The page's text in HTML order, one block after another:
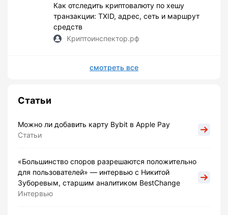
Как отследить криптовалюту по хешу
транзакции: TXID, адрес, сеть и маршрут
средств
Криптоинспектор.рф
смотреть все
Статьи
Можно ли добавить карту Bybit в Apple Pay
Статьи
«Большинство споров разрешаются положительно
для пользователей» — интервью с Никитой
Зуборевым, старшим аналитиком BestChange
Интервью